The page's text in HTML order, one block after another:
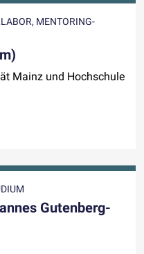
MENTORING-
Mainz und Hochschule
Gutenberg-